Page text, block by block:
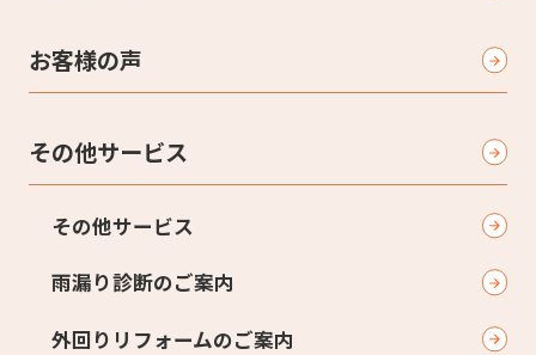
お客様の声
その他サービス
その他サービス
雨漏り診断のご案内
外回りリフォームのご案内